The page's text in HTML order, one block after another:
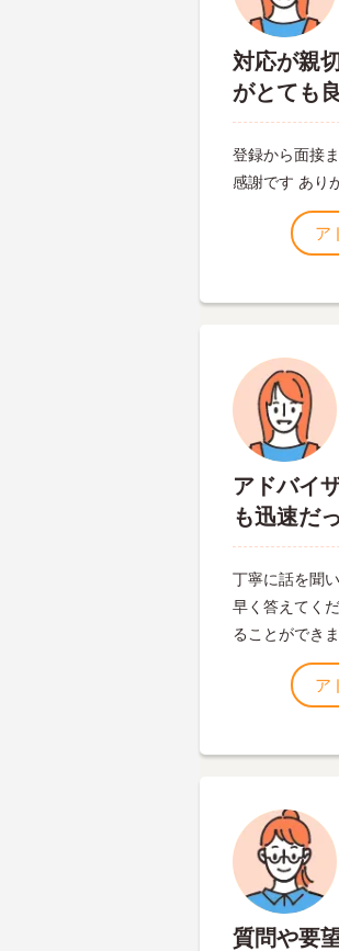
対応が親
がとても
登録から面接
感謝です あり
ア
アドバイ
も迅速だ
丁寧に話を聞
早く答えてく
ることができ
ア
質問や要